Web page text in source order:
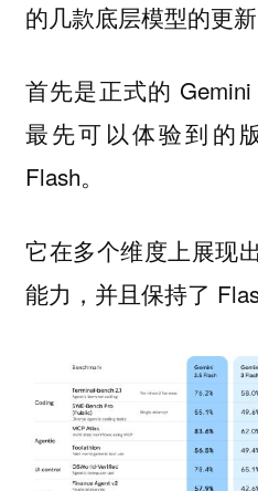
的几款底层模型的更新
首先是正式的
最先可以体验到的
Flash。
它在多个维度上展现
能力，并且保持了